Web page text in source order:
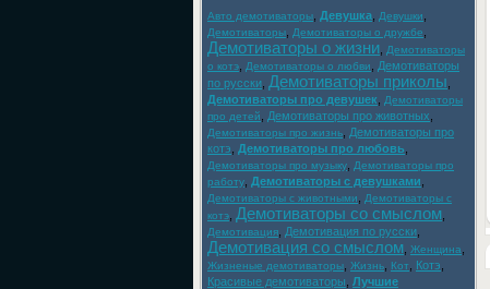
Авто демотиваторы Девушка Девушки
Демотиваторы Демотиваторы о дружбе
Демотиваторы о жизни
Демотиваторы
о котэ
Демотиваторы о любви
Демотиваторы
по русски Демотиваторы приколы
Демотиваторы про девушек
Демотиваторы
про детей
Демотиваторы про животных
Демотиваторы про жизнь
Демотиваторы про
котэ
Демотиваторы про любовь
Демотиваторы про музыку
Демотиваторы про
работу
Демотиваторы с девушками
Демотиваторы с животными
Демотиваторы с
котэ
Демотиваторы со смыслом
Демотивация Демотивация по русски
Демотивация со смыслом Женщина
Жизненые демотиваторы Жизнь Кот Котэ
Красивые демотиваторы Лучшие